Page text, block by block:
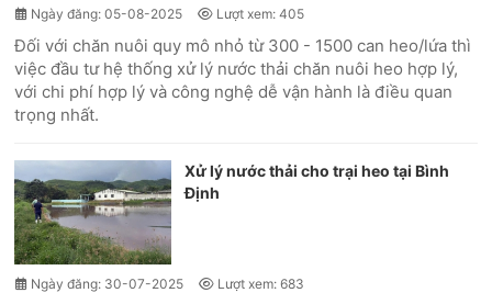
Ngày đăng: 05-08-2025 Lượt xem: 405
Đối với chăn nuôi quy mô nhỏ từ 300 - 1500 can heo/lứa thì
việc đầu tư hệ thống xử lý nước thải chăn nuôi heo hợp lý,
với chi phí hợp lý và công nghệ dễ vận hành là điều quan
trọng nhất.
Xử lý nước thải cho trại heo tại Bình
Định
Ngày đăng: 30-07-2025 Lượt xem: 683